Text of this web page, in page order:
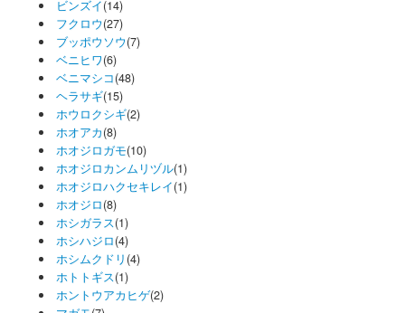
ビンズイ(14)
フクロウ(27)
ブッポウソウ(7)
ベニヒワ(6)
ベニマシコ(48)
ヘラサギ(15)
ホウロクシギ(2)
ホオアカ(8)
ホオジロガモ(10)
ホオジロカンムリヅル(1)
ホオジロハクセキレイ(1)
ホオジロ(8)
ホシガラス(1)
ホシハジロ(4)
ホシムクドリ (4)
ホトトギス(1)
ホントウアカヒゲ(2)